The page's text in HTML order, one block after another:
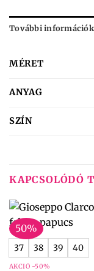
További információk
MÉRET
ANYAG
SZÍN
KAPCSOLÓDÓ
50%
37 38 39 40
AKCIÓ -50%